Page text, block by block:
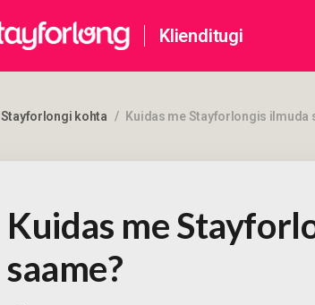
Klienditugi
Stayforlongi kohta / Kuidas me Stayforlongis ilmuda
Kuidas me
saame?